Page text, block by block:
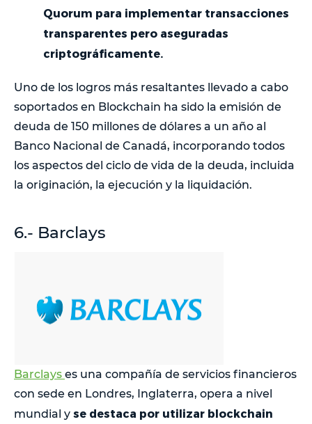
Quorum para implementar transacciones
transparentes pero aseguradas
criptográficamente.
Uno de los logros más resaltantes llevado a cabo
soportados en Blockchain ha sido la emisión de
deuda de 150 millones de dólares a un año al
Banco Nacional de Canadá, incorporando todos
los aspectos del ciclo de vida de la deuda, incluida
la originación, la ejecución y la liquidación.
6.- Barclays
Barclays es una compañía de servicios financieros
con sede en Londres, Inglaterra, opera a nivel
mundial y se destaca por utilizar blockchain